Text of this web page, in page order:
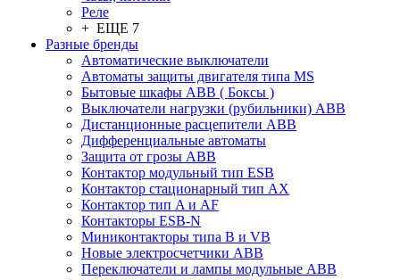
Реле
+ ЕЩЕ 7
Разные бренды
Автоматические выключатели
Автоматы защиты двигателя типа MS
Бытовые шкафы ABB ( Боксы )
Выключатели нагрузки (рубильники) ABB
Дистанционные расцепители ABB
Дифференциальные автоматы
Защита от грозы ABB
Контактор модульный тип ESB
Контактор стационарный тип AX
Контактор тип A и AF
Контакторы ESB-N
Миниконтакторы типа B и VB
Новые электросчетчики ABB
Переключатели и лампы модульные ABB